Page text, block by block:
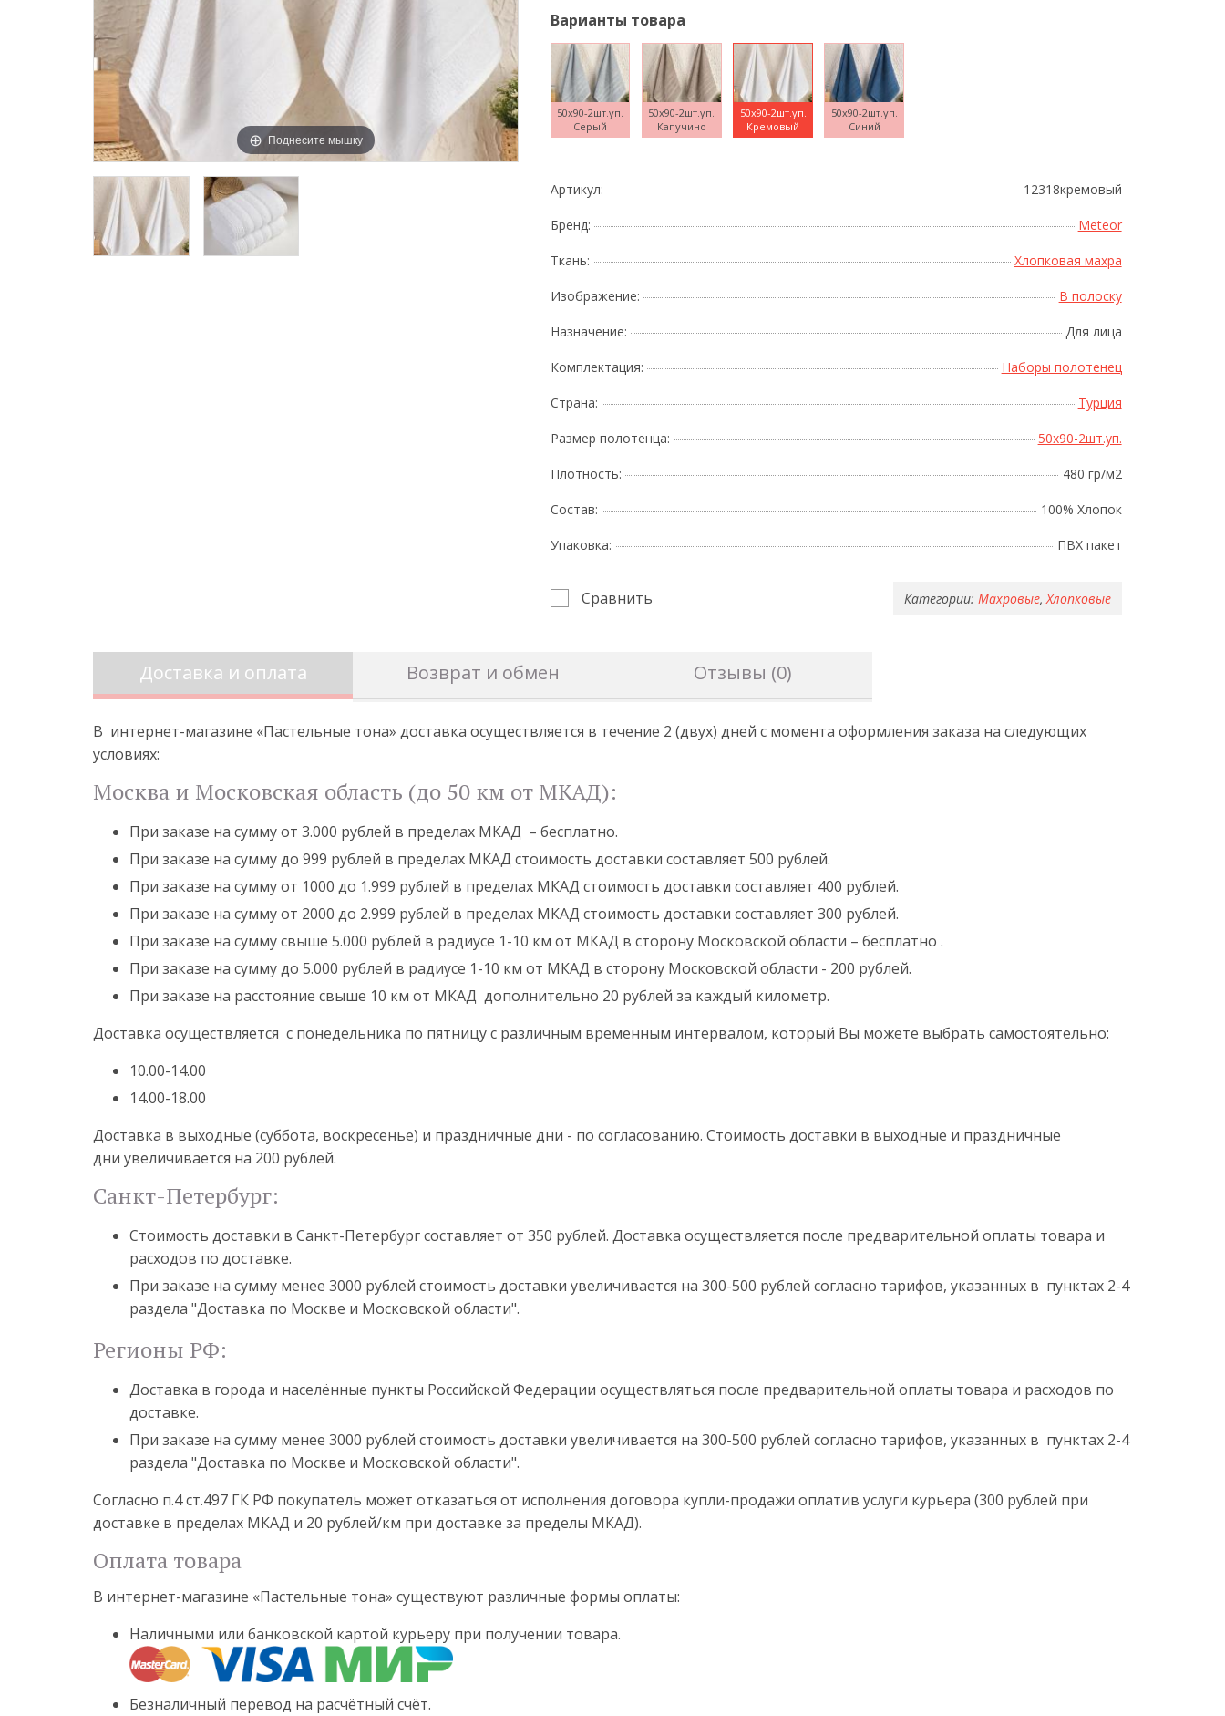
Поднесите мышку Поднесите мышку
Варианты товара
50x90-2шт.уп.
Серый
50x90-2шт.уп.
Капучино
50x90-2шт.уп.
Кремовый
50x90-2шт.уп.
Синий
Артикул: 12318кремовый
Бренд: Meteor
Ткань: Хлопковая махра
Изображение: В полоску
Назначение: Для лица
Комплектация: Наборы полотенец
Страна: Турция
Размер полотенца: 50x90-2шт.уп.
Плотность: 480 гр/м2
Состав: 100% Хлопок
Упаковка: ПВХ пакет
Сравнить Категории: Махровые,Хлопковые
Доставка и оплата Возврат и обмен Отзывы (0)
В интернет-магазине «Пастельные тона» доставка осуществляется в течение 2 (двух) дней с момента оформления заказа на следующих
условиях:
Москва и Московская область (до 50 км от МКАД):
При заказе на сумму от 3.000 рублей в пределах МКАД – бесплатно.
При заказе на сумму до 999 рублей в пределах МКАД стоимость доставки составляет 500 рублей.
При заказе на сумму от 1000 до 1.999 рублей в пределах МКАД стоимость доставки составляет 400 рублей.
При заказе на сумму от 2000 до 2.999 рублей в пределах МКАД стоимость доставки составляет 300 рублей.
При заказе на сумму свыше 5.000 рублей в радиусе 1-10 км от МКАД в сторону Московской области – бесплатно .
При заказе на сумму до 5.000 рублей в радиусе 1-10 км от МКАД в сторону Московской области - 200 рублей.
При заказе на расстояние свыше 10 км от МКАД дополнительно 20 рублей за каждый километр.
Доставка осуществляется с понедельника по пятницу с различным временным интервалом, который Вы можете выбрать самостоятельно:
10.00-14.00
14.00-18.00
Доставка в выходные (суббота, воскресенье) и праздничные дни - по согласованию. Стоимость доставки в выходные и праздничные
дни увеличивается на 200 рублей.
Санкт-Петербург:
Стоимость доставки в Санкт-Петербург составляет от 350 рублей. Доставка осуществляется после предварительной оплаты товара и
расходов по доставке.
При заказе на сумму менее 3000 рублей стоимость доставки увеличивается на 300-500 рублей согласно тарифов, указанных в пунктах 2-4
раздела "Доставка по Москве и Московской области".
Регионы РФ:
Доставка в города и населённые пункты Российской Федерации осуществляться после предварительной оплаты товара и расходов по
доставке.
При заказе на сумму менее 3000 рублей стоимость доставки увеличивается на 300-500 рублей согласно тарифов, указанных в пунктах 2-4
раздела "Доставка по Москве и Московской области".
Согласно п.4 ст.497 ГК РФ покупатель может отказаться от исполнения договора купли-продажи оплатив услуги курьера (300 рублей при
доставке в пределах МКАД и 20 рублей/км при доставке за пределы МКАД).
Оплата товара
В интернет-магазине «Пастельные тона» существуют различные формы оплаты:
Наличными или банковской картой курьеру при получении товара.
Безналичный перевод на расчётный счёт.